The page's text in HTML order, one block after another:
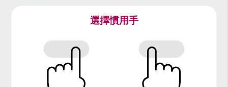
選擇慣用手